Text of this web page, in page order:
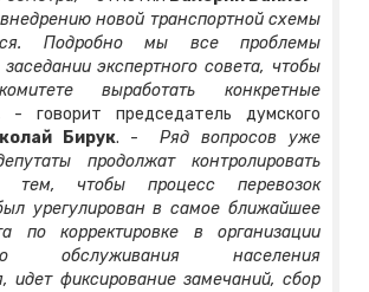
новой транспортной схемы
Подробно мы все проблемы
экспертного совета, чтобы
выработать конкретные
- говорит председатель думского
Бирук. - Ряд вопросов уже
продолжат контролировать
тем, чтобы процесс перевозок
урегулирован в самое ближайшее
по корректировке в организации
обслуживания населения
идет фиксирование замечаний, сбор